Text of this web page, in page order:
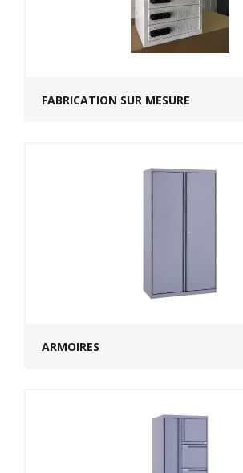
FABRICATION SUR MESURE
ARMOIRES